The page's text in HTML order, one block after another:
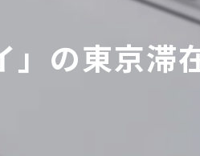
書で有名
」の東京滞